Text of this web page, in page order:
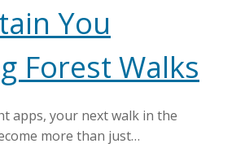
You
Forest Walks
apps, your next walk in the
more than just…